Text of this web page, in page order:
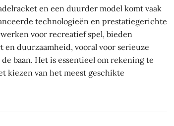
en een duurder model komt vaak
technologieën en prestatiegerichte
voor recreatief spel, bieden
duurzaamheid, vooral voor serieuze
baan. Het is essentieel om rekening te
kiezen van het meest geschikte